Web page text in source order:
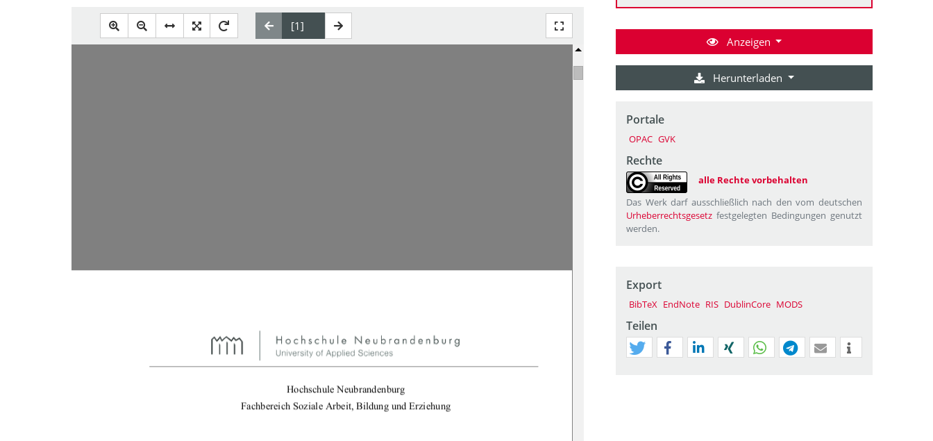
Hochschule Neubrandenburg
Fachbereich Soziale Arbeit, Bildung und Erziehung
Anzeigen
Herunterladen
Portale
OPAC GVK
Rechte
alle Rechte vorbehalten
Das Werk darf ausschließlich nach den vom deutschen
Urheberrechtsgesetz festgelegten Bedingungen genutzt
werden.
Export
BibTeX EndNote RIS DublinCore MODS
Teilen